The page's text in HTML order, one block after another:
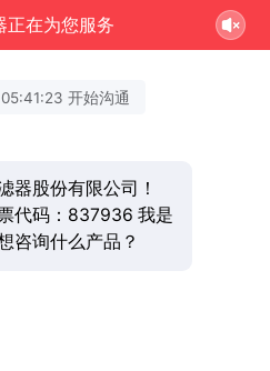
正在为您服务
开始沟通
器股份有限公司！
代码：837936 我是
咨询什么产品？